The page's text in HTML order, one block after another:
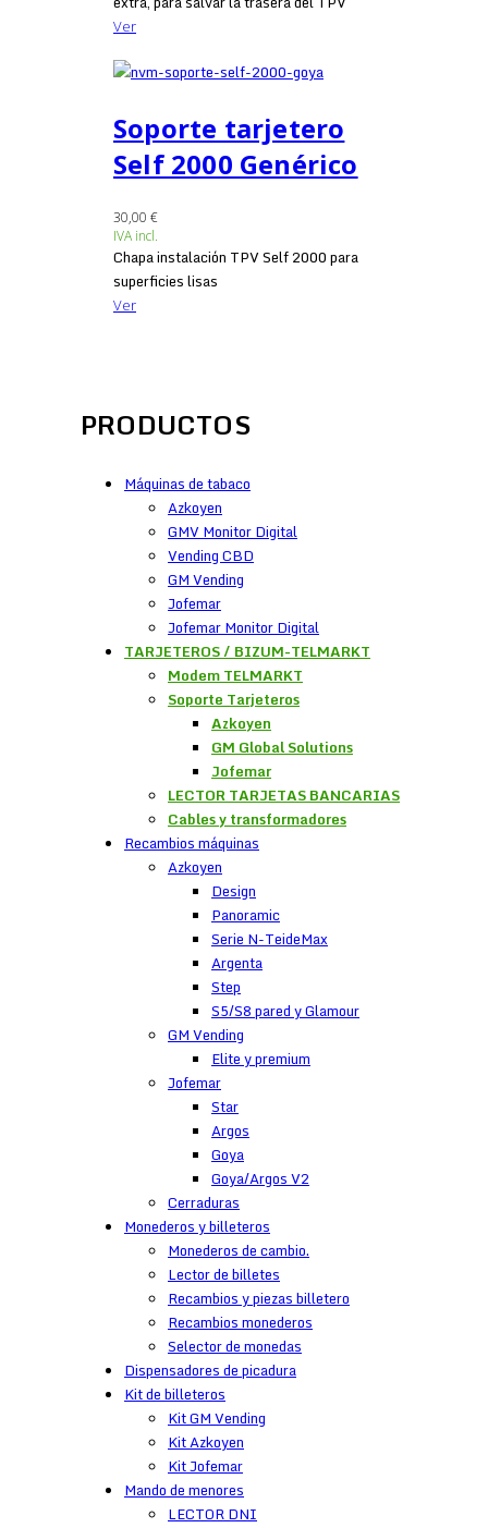
Ver
Soporte tarjetero
Self 2000 Genérico
30,00 €
IVA incl.
Chapa instalación TPV Self 2000 para
superficies lisas
Ver
PRODUCTOS
Máquinas de tabaco
Azkoyen
GMV Monitor Digital
Vending CBD
GM Vending
Jofemar
Jofemar Monitor Digital
TARJETEROS / BIZUM-TELMARKT
Modem TELMARKT
Soporte Tarjeteros
Azkoyen
GM Global Solutions
Jofemar
LECTOR TARJETAS BANCARIAS
Cables y transformadores
Recambios máquinas
Azkoyen
Design
Panoramic
Serie N-TeideMax
Argenta
Step
S5/S8 pared y Glamour
GM Vending
Elite y premium
Jofemar
Star
Argos
Goya
Goya/Argos V2
Cerraduras
Monederos y billeteros
Monederos de cambio.
Lector de billetes
Recambios y piezas billetero
Recambios monederos
Selector de monedas
Dispensadores de picadura
Kit de billeteros
Kit GM Vending
Kit Azkoyen
Kit Jofemar
Mando de menores
LECTOR DNI